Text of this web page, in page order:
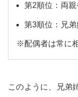
第2順位：両
第3順位：兄弟
※配偶者は常に
このように、兄弟